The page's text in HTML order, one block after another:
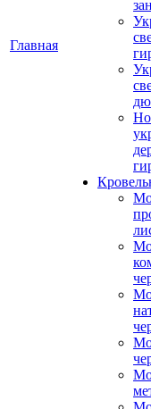
Главная